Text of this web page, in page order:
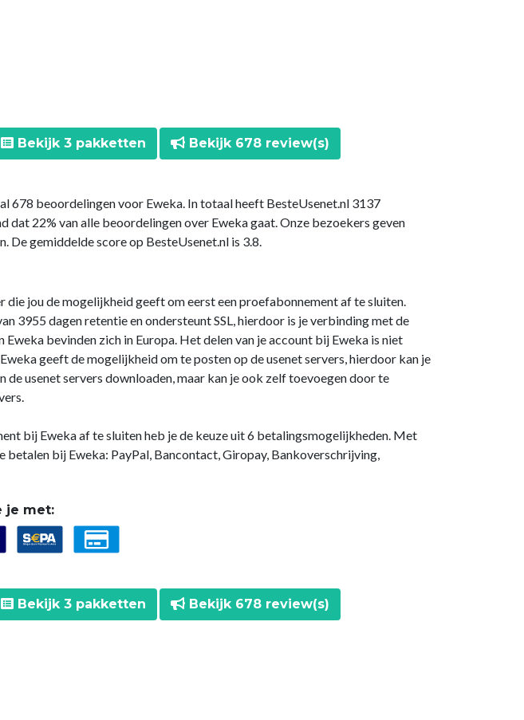
Bekijk 3 pakketten Bekijk 678 review(s)
678 beoordelingen voor Eweka. In totaal heeft BesteUsenet.nl 3137
dat 22% van alle beoordelingen over Eweka gaat. Onze bezoekers geven
De gemiddelde score op BesteUsenet.nl is 3.8.
die jou de mogelijkheid geeft om eerst een proefabonnement af te sluiten.
3955 dagen retentie en ondersteunt SSL, hierdoor is je verbinding met de
Eweka bevinden zich in Europa. Het delen van je account bij Eweka is niet
geeft de mogelijkheid om te posten op de usenet servers, hierdoor kan je
de usenet servers downloaden, maar kan je ook zelf toevoegen door te
bij Eweka af te sluiten heb je de keuze uit 6 betalingsmogelijkheden. Met
betalen bij Eweka: PayPal, Bancontact, Giropay, Bankoverschrijving,
je met:
Bekijk 3 pakketten Bekijk 678 review(s)